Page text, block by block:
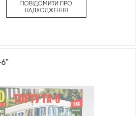
ПОВІДОМИТИ ПРО
НАДХОДЖЕННЯ